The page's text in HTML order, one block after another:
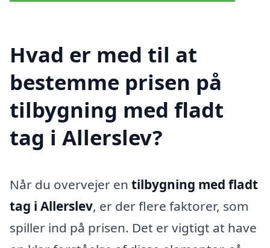
Hvad er med til at
bestemme prisen på
tilbygning med fladt
tag i Allerslev?
Når du overvejer en tilbygning med fladt
tag i Allerslev, er der flere faktorer, som
spiller ind på prisen. Det er vigtigt at have